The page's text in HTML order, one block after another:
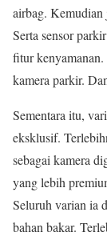
airbag.
Serta sensor
fitur
kamera parkir.
Sementara itu,
eksklusif.
sebagai kamera
yang lebih
Seluruh varian ia
bahan bakar.